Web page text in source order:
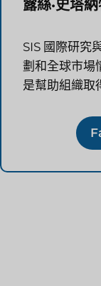
露絲·史塔
SIS 國際研究
劃和全球市場
是幫助組織取